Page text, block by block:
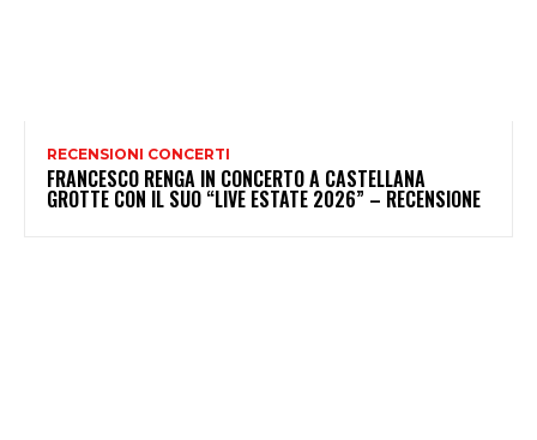
RECENSIONI CONCERTI
FRANCESCO RENGA IN CONCERTO A CASTELLANA
GROTTE CON IL SUO “LIVE ESTATE 2026” – RECENSIONE